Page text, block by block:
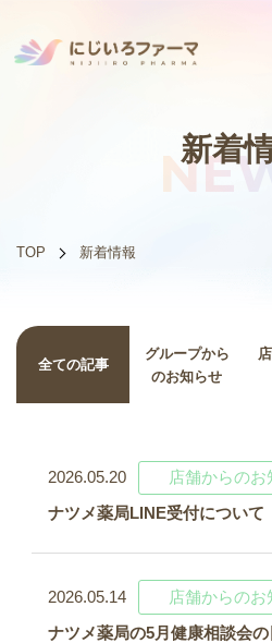
新着
TOP 新着情報
全ての記事
グループから
のお知らせ
2026.05.20
店舗からのお
ナツメ薬局LINE受付について
2026.05.14
店舗からのお
ナツメ薬局の5月健康相談会